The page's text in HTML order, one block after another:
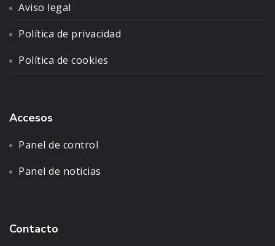
Aviso legal
Política de privacidad
Política de cookies
Accesos
Panel de control
Panel de noticias
Contacto